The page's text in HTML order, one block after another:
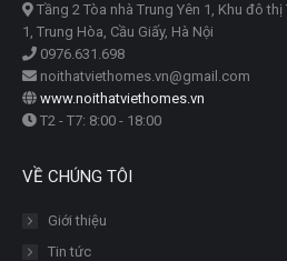
Tầng 2 Tòa nhà Trung Yên 1, Khu đô
1, Trung Hòa, Cầu Giấy, Hà Nội
0976.631.698
noithatviethomes.vn@gmail.com
www.noithatviethomes.vn
T2 - T7: 8:00 - 18:00
VỀ CHÚNG TÔI
Giới thiệu
Tin tức